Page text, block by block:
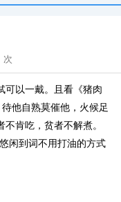
次
可以一戴。且看《猪肉
他自熟莫催他，火候足
肯吃，贫者不解煮。
闲到词不用打油的方式